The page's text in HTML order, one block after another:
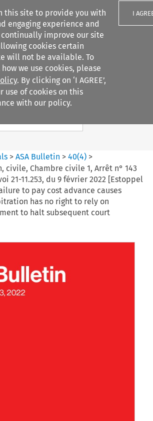
this site to provide you with
engaging experience and
improve our site
cookies certain
will not be available. To
we use cookies, please
. By clicking on ‘I AGREE’,
use of cookies on this
with our policy.
I
filters
Search content
>ASA Bulletin >40(4) >
civile, Chambre civile 1, Arrêt n° 143
21-11.253, du 9 février 2022 [Estoppel
to pay cost advance causes
has no right to rely on
to halt subsequent court